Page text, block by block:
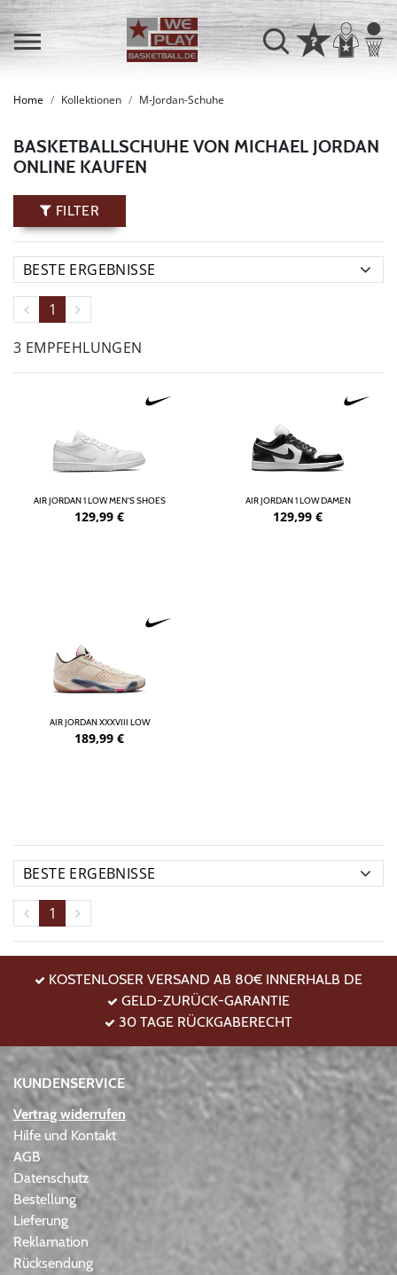
Home Kollektionen M-Jordan-Schuhe
BASKETBALLSCHUHE VON MICHAEL JORDAN
ONLINE KAUFEN
FILTER
1
3 EMPFEHLUNGEN
AIR JORDAN 1 LOW MEN'S SHOES
129,99 €
AIR JORDAN 1 LOW DAMEN
129,99 €
AIR JORDAN XXXVIII LOW
189,99 €
1
KOSTENLOSER VERSAND AB 80€ INNERHALB DE
GELD-ZURÜCK-GARANTIE
30 TAGE RÜCKGABERECHT
KUNDENSERVICE
Vertrag widerrufen
Hilfe und Kontakt
AGB
Datenschutz
Bestellung
Lieferung
Reklamation
Rücksendung